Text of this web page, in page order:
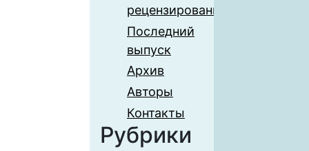
рецензирования
Последний
выпуск
Архив
Авторы
Контакты
Рубрики